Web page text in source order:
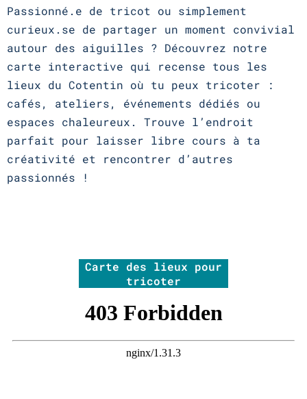
Passionné.e de tricot ou simplement
curieux.se de partager un moment convivial
autour des aiguilles ? Découvrez notre
carte interactive qui recense tous les
lieux du Cotentin où tu peux tricoter :
cafés, ateliers, événements dédiés ou
espaces chaleureux. Trouve l’endroit
parfait pour laisser libre cours à ta
créativité et rencontrer d’autres
passionnés !
Carte des lieux pour
tricoter